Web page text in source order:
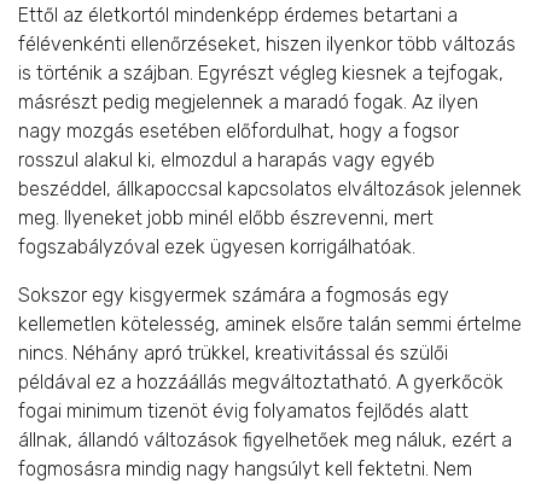
Ettől az életkortól mindenképp érdemes betartani a
félévenkénti ellenőrzéseket, hiszen ilyenkor több változás
is történik a szájban. Egyrészt végleg kiesnek a tejfogak,
másrészt pedig megjelennek a maradó fogak. Az ilyen
nagy mozgás esetében előfordulhat, hogy a fogsor
rosszul alakul ki, elmozdul a harapás vagy egyéb
beszéddel, állkapoccsal kapcsolatos elváltozások jelennek
meg. Ilyeneket jobb minél előbb észrevenni, mert
fogszabályzóval ezek ügyesen korrigálhatóak.
Sokszor egy kisgyermek számára a fogmosás egy
kellemetlen kötelesség, aminek elsőre talán semmi értelme
nincs. Néhány apró trükkel, kreativitással és szülői
példával ez a hozzáállás megváltoztatható. A gyerkőcök
fogai minimum tizenöt évig folyamatos fejlődés alatt
állnak, állandó változások figyelhetőek meg náluk, ezért a
fogmosásra mindig nagy hangsúlyt kell fektetni. Nem